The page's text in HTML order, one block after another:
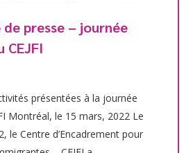
de presse – journée
CEJFI
présentées à la journée
Montréal, le 15 mars, 2022 Le
le Centre d’Encadrement pour